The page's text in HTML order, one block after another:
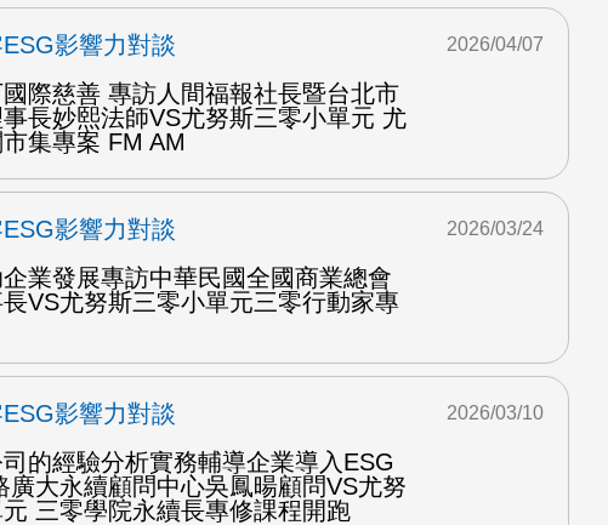
影響力對談
際慈善 專訪人間福報社長暨台北市
長妙熙法師VS尤努斯三零小單元 尤
集專案 FM AM
2026/04/07
影響力對談
業發展專訪中華民國全國商業總會
VS尤努斯三零小單元三零行動家專
2026/03/24
影響力對談
的經驗分析實務輔導企業導入ESG
廣大永續顧問中心吳鳳暘顧問VS尤努
三零學院永續長專修課程開跑
2026/03/10